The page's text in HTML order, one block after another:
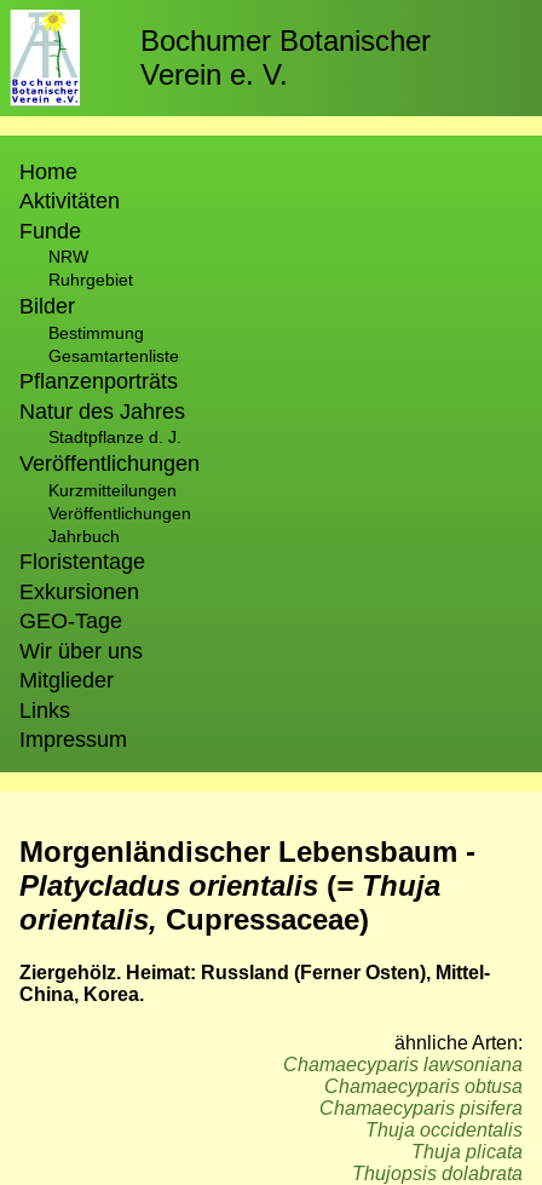
Direkt
zum
Inhalt
Bochumer Botanischer
Verein e. V.
Home
Aktivitäten
Funde
NRW
Ruhrgebiet
Bilder
Bestimmung
Gesamtartenliste
Pflanzenporträts
Natur des Jahres
Stadtpflanze d. J.
Veröffentlichungen
Kurzmitteilungen
Veröffentlichungen
Jahrbuch
Floristentage
Exkursionen
GEO-Tage
Wir über uns
Mitglieder
Links
Impressum
Morgenländischer Lebensbaum -
Platycladus orientalis (= Thuja
orientalis, Cupressaceae)
Ziergehölz. Heimat: Russland (Ferner Osten), Mittel-
China, Korea.
ähnliche Arten:
Chamaecyparis lawsoniana
Chamaecyparis obtusa
Chamaecyparis pisifera
Thuja occidentalis
Thuja plicata
Thujopsis dolabrata